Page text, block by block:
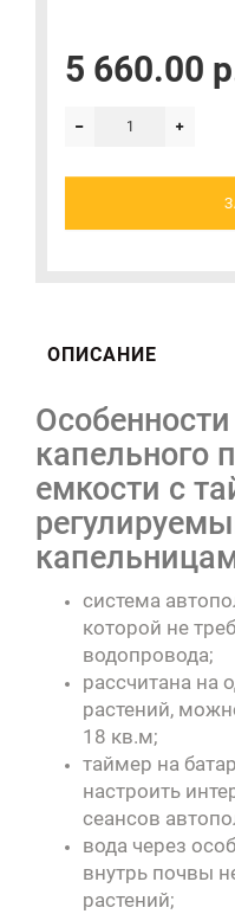
5 660.00
ОПИСАНИЕ
капельного
емкости с
система
которой не
водопровода;
рассчитана на
растений,
18 кв.м;
таймер на
настроить
сеансов
вода через
внутрь почвы
растений;